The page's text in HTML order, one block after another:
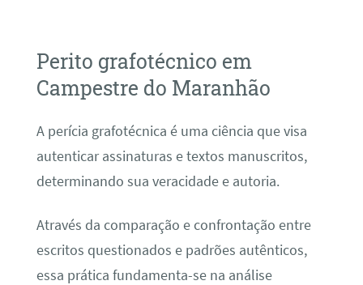
Perito grafotécnico em
Campestre do Maranhão
A perícia grafotécnica é uma ciência que visa
autenticar assinaturas e textos manuscritos,
determinando sua veracidade e autoria.
Através da comparação e confrontação entre
escritos questionados e padrões autênticos,
essa prática fundamenta-se na análise